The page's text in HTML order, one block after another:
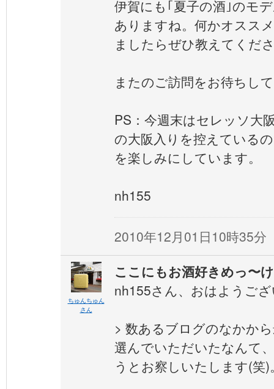
伊賀にも｢夏子の酒｣のモ
ありますね。何かオスス
ましたらぜひ教えてくだ
またのご訪問をお待ちし
PS：今週末はセレッソ大
の大阪入りを控えている
を楽しみにしています。
nh155
2010年12月01日10時35分
ちゅんちゅん
さん
ここにもお酒好きめっ〜
nh155さん、おはようご
> 数あるブログのなかか
選んでいただいたなんて
うとお察しいたします(笑)